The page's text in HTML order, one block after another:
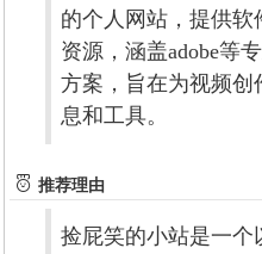
的个人网站，提供
资源，涵盖adobe等
方案，旨在为视频
息和工具。
推荐理由
捡屁笑的小站是一